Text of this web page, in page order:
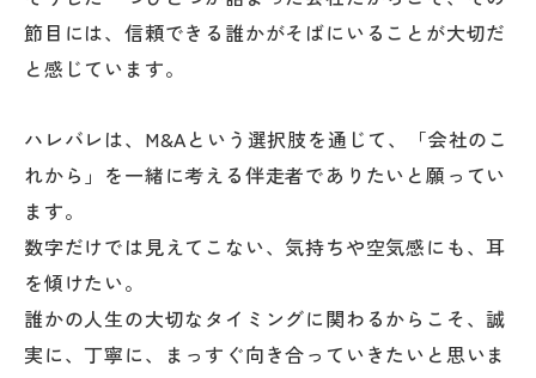
節目には、信頼できる誰かがそばにいることが大切だ
と感じています。
ハレバレは、M&Aという選択肢を通じて、「会社のこ
れから」を一緒に考える伴走者でありたいと願ってい
ます。
数字だけでは見えてこない、気持ちや空気感にも、耳
を傾けたい。
誰かの人生の大切なタイミングに関わるからこそ、誠
実に、丁寧に、まっすぐ向き合っていきたいと思いま